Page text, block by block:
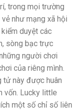
trong mọi trường
như mạng xã hội
duyệt các
sòng bạc trực
người chơi
của riêng mình.
tử này được huân
vốn. Lucky little
một số chỉ số liên